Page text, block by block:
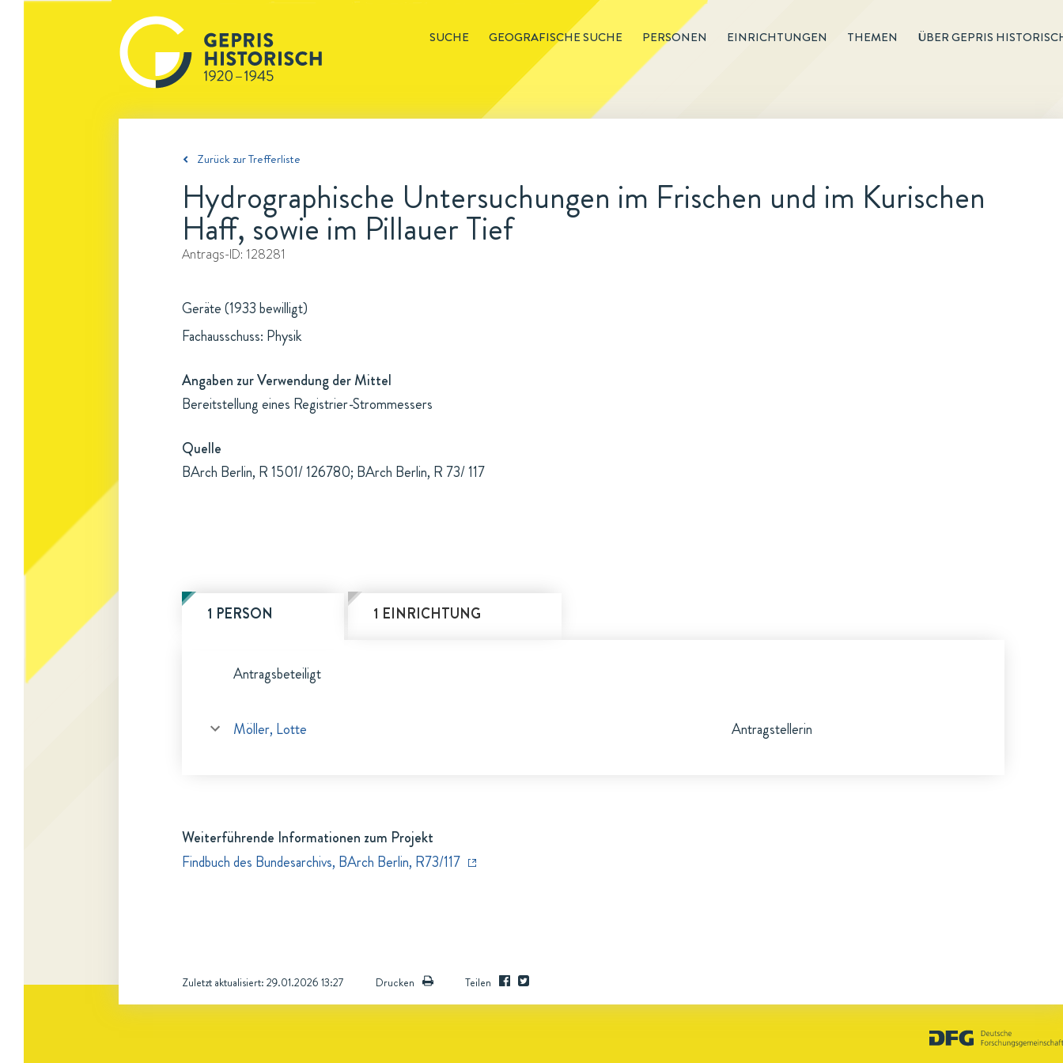
SUCHE GEOGRAFISCHE SUCHE PERSONEN EINRICHTUNGEN THEMEN ÜBER GEPRIS
Zurück zur Trefferliste
Hydrographische Untersuchungen im Frischen und im Kurischen
Haff, sowie im Pillauer Tief
Antrags-ID: 128281
Geräte (1933 bewilligt)
Fachausschuss: Physik
Angaben zur Verwendung der Mittel
Bereitstellung eines Registrier-Strommessers
Quelle
BArch Berlin, R 1501/ 126780; BArch Berlin, R 73/ 117
1 PERSON 1 EINRICHTUNG
Antragsbeteiligt
Möller, Lotte Antragstellerin
Weiterführende Informationen zum Projekt
Findbuch des Bundesarchivs, BArch Berlin, R73/117
Zuletzt aktualisiert: 29.01.2026 13:27 Drucken Teilen